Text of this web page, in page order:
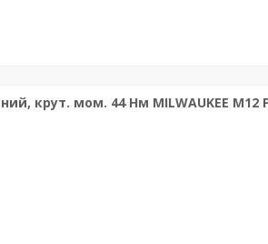
крут. мом. 44 Нм MILWAUKEE M12